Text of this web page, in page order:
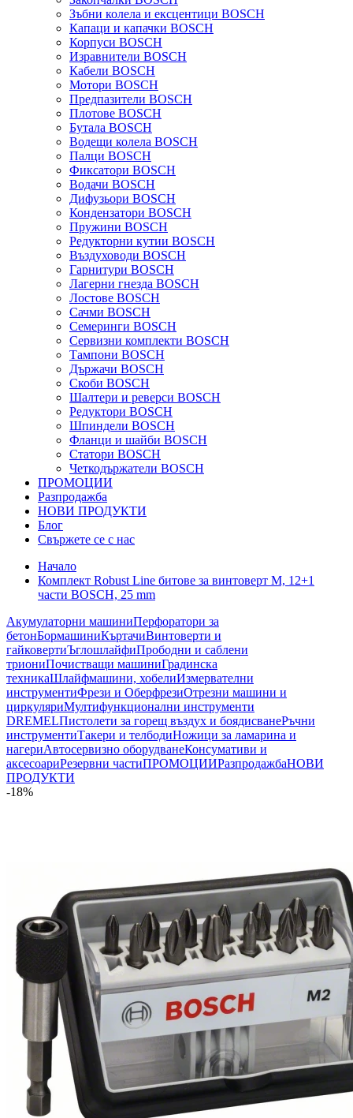
Зъбни колела и ексцентици BOSCH
Капаци и капачки BOSCH
Корпуси BOSCH
Изравнители BOSCH
Кабели BOSCH
Мотори BOSCH
Предпазители BOSCH
Плотове BOSCH
Бутала BOSCH
Водещи колела BOSCH
Палци BOSCH
Фиксатори BOSCH
Водачи BOSCH
Дифузьори BOSCH
Кондензатори BOSCH
Пружини BOSCH
Редукторни кутии BOSCH
Въздуховоди BOSCH
Гарнитури BOSCH
Лагерни гнезда BOSCH
Лостове BOSCH
Сачми BOSCH
Семеринги BOSCH
Сервизни комплекти BOSCH
Тампони BOSCH
Държачи BOSCH
Скоби BOSCH
Шалтери и реверси BOSCH
Редуктори BOSCH
Шпиндели BOSCH
Фланци и шайби BOSCH
Статори BOSCH
Четкодържатели BOSCH
ПРОМОЦИИ
Разпродажба
НОВИ ПРОДУКТИ
Блог
Свържете се с нас
Начало
Комплект Robust Line битове за винтоверт M, 12+1
части BOSCH, 25 mm
Акумулаторни машиниПерфоратори за
бетонБормашиниКъртачиВинтоверти и
гайковертиЪглошлайфиПрободни и саблени
триониПочистващи машиниГрадинска
техникаШлайфмашини, хобелиИзмервателни
инструментиФрези и ОберфрезиОтрезни машини и
циркуляриМултифункционални инструменти
DREMELПистолети за горещ въздух и боядисванеРъчни
инструментиТакери и телбодиНожици за ламарина и
нагериАвтосервизно оборудванеКонсумативи и
аксесоариРезервни частиПРОМОЦИИРазпродажбаНОВИ
ПРОДУКТИ
-18%